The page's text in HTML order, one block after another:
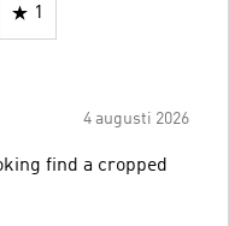
1
4 augusti 2026
find a cropped